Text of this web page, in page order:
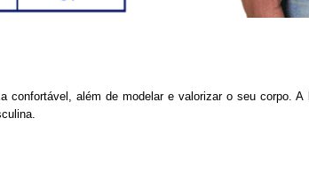
confortável, além de modelar e valorizar o seu corpo. A